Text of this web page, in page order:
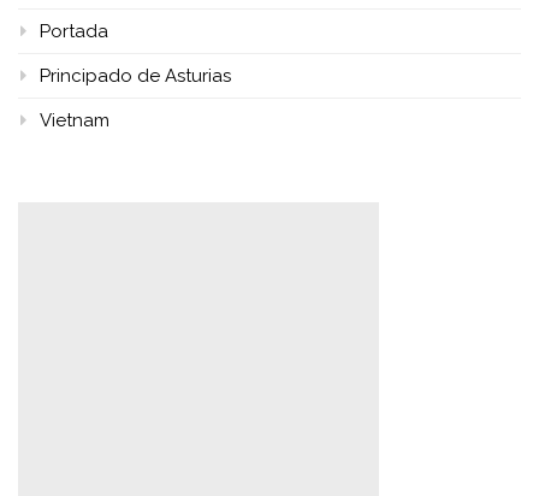
Portada
Principado de Asturias
Vietnam